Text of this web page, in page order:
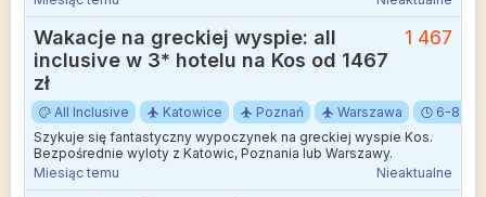
Wakacje na greckiej wyspie: all
inclusive w 3* hotelu na Kos od 1467
zł
1 467
All Inclusive Katowice Poznań Warszawa
6-8 dni
Szykuje się fantastyczny wypoczynek na greckiej wyspie Kos.
Bezpośrednie wyloty z Katowic, Poznania lub Warszawy.
Miesiąc temu
Nieaktualne